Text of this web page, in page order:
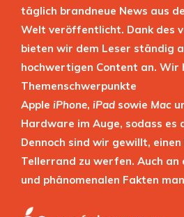
täglich brandneue News aus
Welt veröffentlicht. Dank des
bieten wir dem Leser ständig
hochwertigen Content an. Wir
Themenschwerpunkte
Apple iPhone, iPad sowie Mac
Hardware im Auge, sodass es
Dennoch sind wir gewillt, einen
Tellerrand zu werfen. Auch an
und phänomenalen Fakten